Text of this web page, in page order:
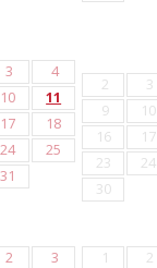
3
4
10
11
17
18
24
25
31
2
3
9
10
16
17
23
24
30
2
3
1
2